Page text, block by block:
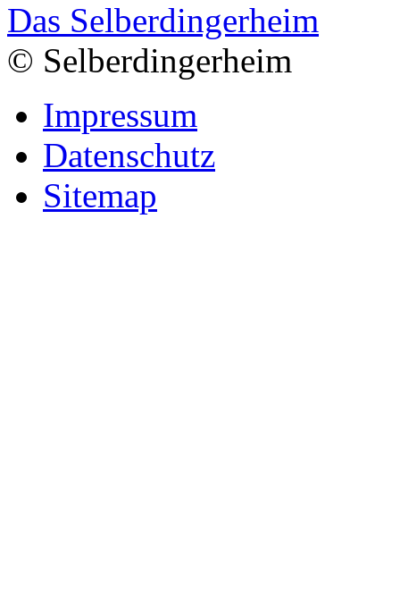
Das Selberdingerheim
© Selberdingerheim
Impressum
Datenschutz
Sitemap